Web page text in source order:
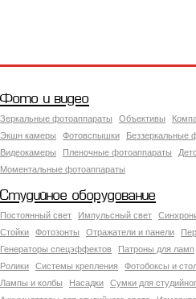
Фото и видео
Зеркальные фотоаппараты Объективы
Экшн камеры
Фотовспышки
Беззеркальные
Видеокамеры
Пленочные фотоаппараты
Моментальные фотоаппараты
Студийное оборудование
Постоянный свет Импульсный свет
Стойки
Фотозонты Отражатели и панели
Генераторы спецэффектов
Патроны для ламп
Ролики
Системы крепления
Фотобоксы и
Лампы и колбы
Насадки
Сумки для